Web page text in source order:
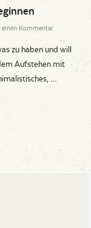
einen Kommentar
zu haben und will
Aufstehen mit
…